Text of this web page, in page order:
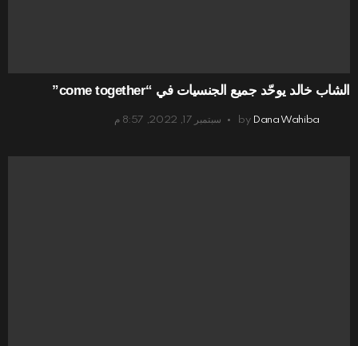
الشاب خالد يوحّد جميع الجنسيات في “come together”
by Dana Wahiba سبتمبر 17, 2022, 8:57 م